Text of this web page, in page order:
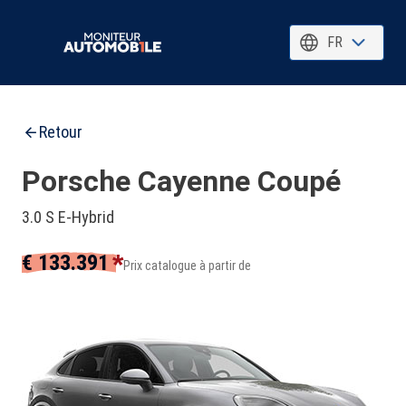
FR
Retour
Porsche Cayenne Coupé
3.0 S E-Hybrid
€ 133.391*Prix catalogue à partir de